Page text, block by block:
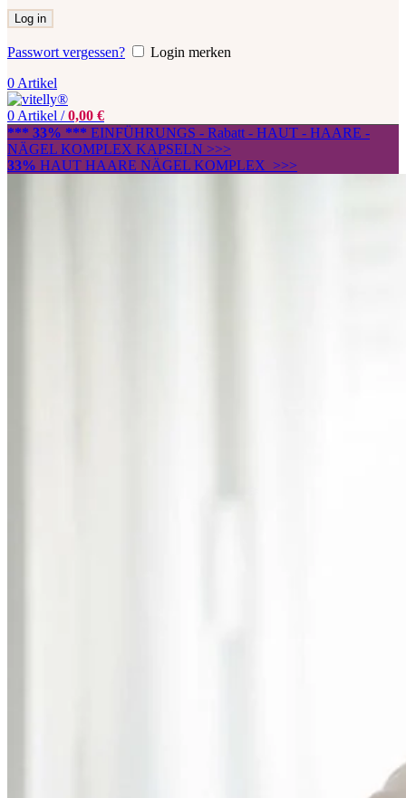
Log in
Passwort vergessen?
Login merken
0 Artikel
0 Artikel / 0,00 €
*** 33% *** EINFÜHRUNGS - Rabatt - HAUT - HAARE -
NÄGEL KOMPLEX KAPSELN >>>
33% HAUT HAARE NÄGEL KOMPLEX >>>